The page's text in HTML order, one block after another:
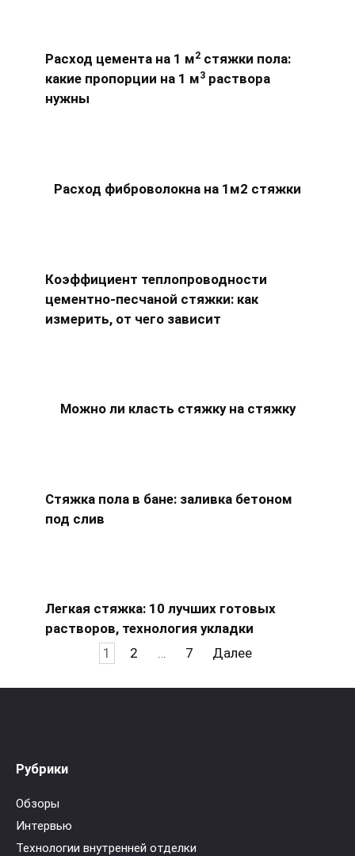
Расход цемента на 1 м2стяжки пола:
какие пропорции на 1 м3раствора
нужны
Расход фиброволокна на 1м2 стяжки
Коэффициент теплопроводности
цементно-песчаной cтяжки: как
измерить, от чего зависит
Можно ли класть стяжку на стяжку
Стяжка пола в бане: заливка бетоном
под слив
Легкая стяжка: 10 лучших готовых
растворов, технология укладки
1 2 … 7 Далее
Рубрики
Обзоры
Интервью
Технологии внутренней отделки